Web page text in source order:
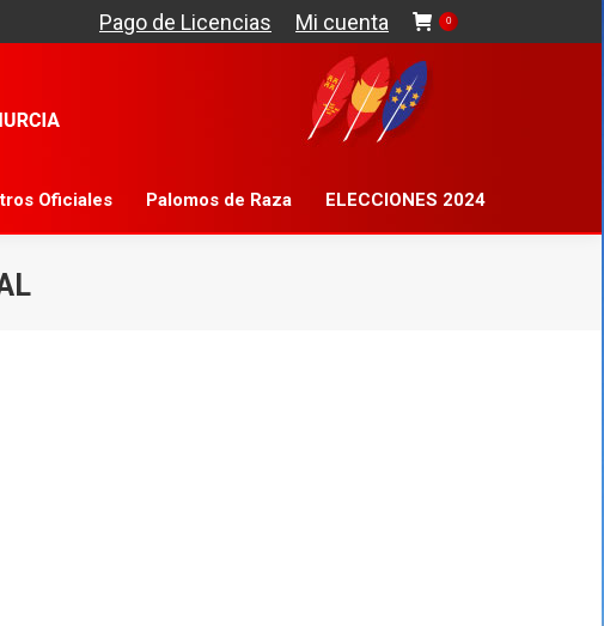
Pago de Licencias Mi cuenta 0
Oficiales Palomos de Raza ELECCIONES 2024
Registros Oficiales Palomos de Raza